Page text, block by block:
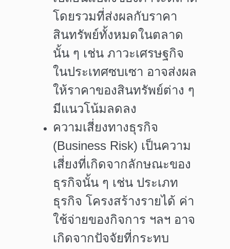
โดยรวมที่ส่งผลกับราคา
สินทรัพย์ทั้งหมดในตลาด
นั้น ๆ เช่น ภาวะเศรษฐกิจ
ในประเทศซบเซา อาจส่งผล
ให้ราคาของสินทรัพย์ต่าง ๆ
มีแนวโน้มลดลง
ความเสี่ยงทางธุรกิจ
(Business Risk) เป็นความ
เสี่ยงที่เกิดจากลักษณะของ
ธุรกิจนั้น ๆ เช่น ประเภท
ธุรกิจ โครงสร้างรายได้ ค่า
ใช้จ่ายของกิจการ ฯลฯ อาจ
เกิดจากปัจจัยที่กระทบ